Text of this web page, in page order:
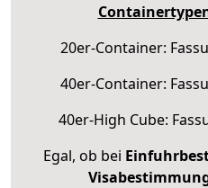
20er-Container:
40er-Container:
40er-High Cube:
Egal, ob bei